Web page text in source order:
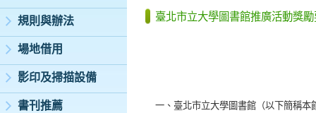
規則與辦法
場地借用
影印及掃描設備
書刊推薦
臺北市立大學圖書館推廣活動獎
一、臺北市立大學圖書館（以下簡稱